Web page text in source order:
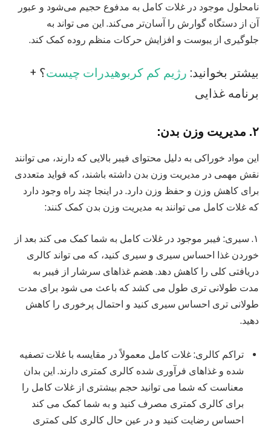
نامحلول موجود در غلات کامل به مدفوع حجیم می‌شود و عبور
آن از دستگاه گوارش را آسان‌تر می‌کند. این می تواند به
جلوگیری از یبوست و افزایش حرکات منظم روده کمک کند.
بیشتر بخوانید: رژیم کم کربوهیدرات چیست؟ +
برنامه غذایی
۲. مدیریت وزن بدن:
این مواد خوراکی به دلیل محتوای فیبر بالایی که دارند، می توانند
نقش مهمی در مدیریت وزن بدن داشته باشند، که فواید متعددی
برای کاهش وزن و حفظ وزن دارد. در اینجا چند راه وجود دارد
که غلات کامل می توانند به مدیریت وزن بدن کمک کنند:
۱. سیری: فیبر موجود در غلات کامل به شما کمک می کند بعد از
خوردن غذا احساس سیری و سیری کنید، که می تواند کالری
دریافتی کلی را کاهش دهد. هضم غذاهای سرشار از فیبر به
مدت طولانی تری طول می کشد که باعث می شود برای مدت
طولانی تری احساس سیری کنید و احتمال پرخوری را کاهش
دهید.
تراکم کالری: غلات کامل معمولاً در مقایسه با غلات تصفیه
شده و غذاهای فرآوری شده کالری کمتری دارند. این بدان
معناست که شما می توانید حجم بیشتری از غلات کامل را
برای کالری کمتری مصرف کنید و به شما کمک می کند
احساس رضایت کنید و در عین حال کالری کلی کمتری